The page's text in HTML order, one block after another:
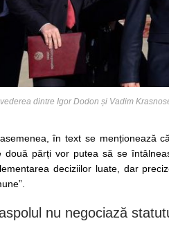
dintre Igor Dodon și Vadim
în text se menționează
două părți vor putea să se
deciziilor luate, dar
nu negociază